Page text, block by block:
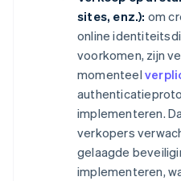
sites, enz.): om
online
voorkomen, zijn
momenteel
implementeren.
verkopers
gelaagde
implementeren,